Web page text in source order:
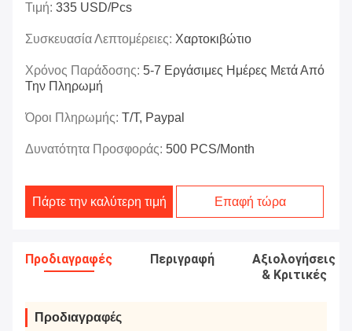
Τιμή: 335 USD/pcs
Συσκευασία Λεπτομέρειες: Χαρτοκιβώτιο
Χρόνος Παράδοσης: 5-7 Εργάσιμες Ημέρες Μετά Από
Την Πληρωμή
Όροι Πληρωμής: T/T, Paypal
Δυνατότητα Προσφοράς: 500 PCS/Month
Πάρτε την καλύτερη τιμή Επαφή τώρα
Προδιαγραφές Περιγραφή
Αξιολογήσεις
& Κριτικές
Προδιαγραφές